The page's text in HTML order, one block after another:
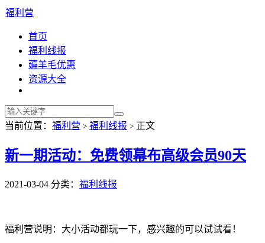
福利营
首页
福利线报
薅羊毛优惠
资源大全
当前位置： 福利营 > 福利线报 > 正文
新一期活动：免费领幕布高级会员90天
2021-03-04 分类： 福利线报
福利营说明：大小活动都玩一下，感兴趣的可以试试看！